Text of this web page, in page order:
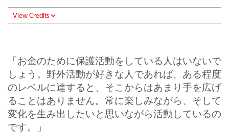
View Credits
「お金のために保護活動をしている人はいないで
しょう。野外活動が好きな人であれば、ある程度
のレベルに達すると、そこからはあまり手を広げ
ることはありません。常に楽しみながら、そして
変化を生み出したいと思いながら活動しているの
です。」